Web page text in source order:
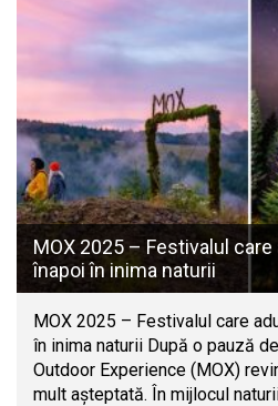
MOX 2025 – Festivalul
înapoi în inima naturii
MOX 2025 – Festivalul care
în inima naturii După o pauză
Outdoor Experience (MOX)
mult așteptată. În mijlocul